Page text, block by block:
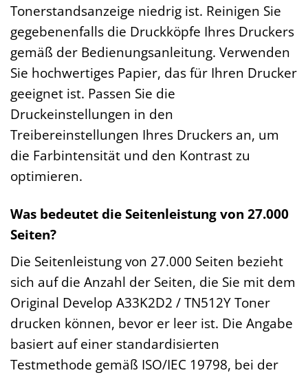
Tonerstandsanzeige niedrig ist. Reinigen Sie
gegebenenfalls die Druckköpfe Ihres Druckers
gemäß der Bedienungsanleitung. Verwenden
Sie hochwertiges Papier, das für Ihren Drucker
geeignet ist. Passen Sie die
Druckeinstellungen in den
Treibereinstellungen Ihres Druckers an, um
die Farbintensität und den Kontrast zu
optimieren.
Was bedeutet die Seitenleistung von 27.000
Seiten?
Die Seitenleistung von 27.000 Seiten bezieht
sich auf die Anzahl der Seiten, die Sie mit dem
Original Develop A33K2D2 / TN512Y Toner
drucken können, bevor er leer ist. Die Angabe
basiert auf einer standardisierten
Testmethode gemäß ISO/IEC 19798, bei der